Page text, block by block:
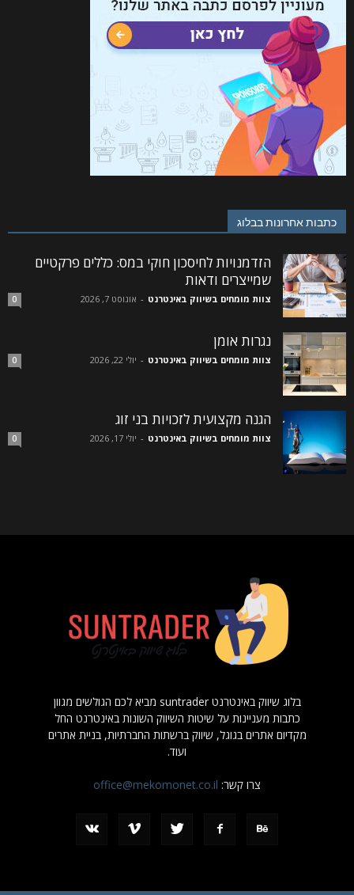
כתבות אחרונות בבלוג
הזדמנויות לחיסכון חוקי במס: כללים פרקטיים
שמייצרים ודאות
צוות מומחים בשיווק באינטרנט - אוגוסט 7, 2026 0
נגרות אומן
צוות מומחים בשיווק באינטרנט - יולי 22, 2026 0
הגנה מקצועית לזכויות בני זוג
צוות מומחים בשיווק באינטרנט - יולי 17, 2026 0
בלוג שיווק באינטרנט suntrader מביא לכם הגולשים מגוון
כתבות מעניינות על שיטות השיווק השונות באינטרנט החל
מקדיום אתרים בגוגל, שיווק ברשתות החברתיות, בניית אתרים
ועוד.
צרו קשר: office@mekomonet.co.il